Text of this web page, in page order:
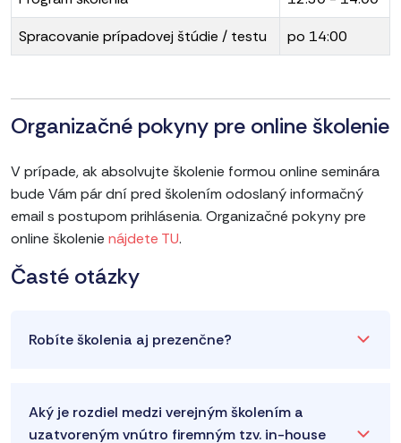
Spracovanie prípadovej štúdie / testu
po 14:00
Organizačné pokyny pre online školenie
V prípade, ak absolvujte školenie formou online seminára
bude Vám pár dní pred školením odoslaný informačný
email s postupom prihlásenia. Organizačné pokyny pre
online školenie nájdete TU.
Časté otázky
Robíte školenia aj prezenčne?
Aký je rozdiel medzi verejným školením a
uzatvoreným vnútro firemným tzv. in-house